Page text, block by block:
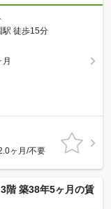
駅 徒歩15分
ヶ月/不要
階 築38年5ヶ月の賃